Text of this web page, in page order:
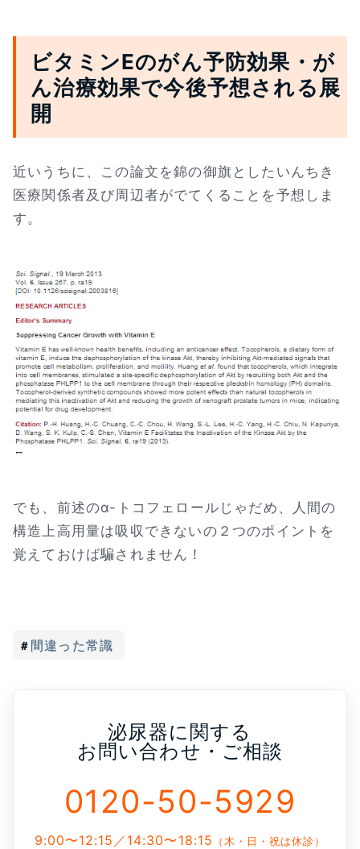
ビタミンEのがん予防効果・が
ん治療効果で今後予想される展
開
近いうちに、この論文を錦の御旗としたいんちき
医療関係者及び周辺者がでてくることを予想しま
す。
でも、前述のα-トコフェロールじゃだめ、人間の
構造上高用量は吸収できないの２つのポイントを
覚えておけば騙されません！
間違った常識
泌尿器に関する
お問い合わせ・ご相談
0120-50-5929
9:00〜12:15／14:30〜18:15 （木・日・祝は休診）